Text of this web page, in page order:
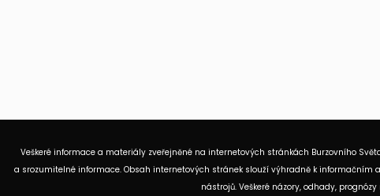
Veškeré informace a materiály zveřejněné na internetových stránkách Burzovního
a srozumitelné informace. Obsah internetových stránek slouží výhradně k
nástrojů. Veškeré názory, odhady,